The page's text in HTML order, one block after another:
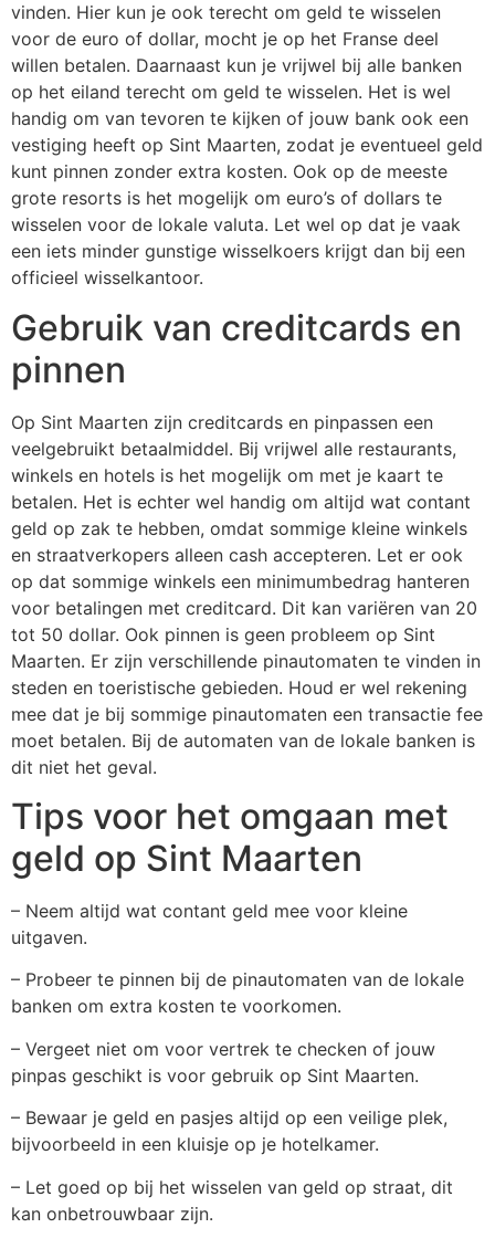
vinden. Hier kun je ook terecht om geld te wisselen
voor de euro of dollar, mocht je op het Franse deel
willen betalen. Daarnaast kun je vrijwel bij alle banken
op het eiland terecht om geld te wisselen. Het is wel
handig om van tevoren te kijken of jouw bank ook een
vestiging heeft op Sint Maarten, zodat je eventueel geld
kunt pinnen zonder extra kosten. Ook op de meeste
grote resorts is het mogelijk om euro’s of dollars te
wisselen voor de lokale valuta. Let wel op dat je vaak
een iets minder gunstige wisselkoers krijgt dan bij een
officieel wisselkantoor.
Gebruik van creditcards en
pinnen
Op Sint Maarten zijn creditcards en pinpassen een
veelgebruikt betaalmiddel. Bij vrijwel alle restaurants,
winkels en hotels is het mogelijk om met je kaart te
betalen. Het is echter wel handig om altijd wat contant
geld op zak te hebben, omdat sommige kleine winkels
en straatverkopers alleen cash accepteren. Let er ook
op dat sommige winkels een minimumbedrag hanteren
voor betalingen met creditcard. Dit kan variëren van 20
tot 50 dollar. Ook pinnen is geen probleem op Sint
Maarten. Er zijn verschillende pinautomaten te vinden in
steden en toeristische gebieden. Houd er wel rekening
mee dat je bij sommige pinautomaten een transactie fee
moet betalen. Bij de automaten van de lokale banken is
dit niet het geval.
Tips voor het omgaan met
geld op Sint Maarten
– Neem altijd wat contant geld mee voor kleine
uitgaven.
– Probeer te pinnen bij de pinautomaten van de lokale
banken om extra kosten te voorkomen.
– Vergeet niet om voor vertrek te checken of jouw
pinpas geschikt is voor gebruik op Sint Maarten.
– Bewaar je geld en pasjes altijd op een veilige plek,
bijvoorbeeld in een kluisje op je hotelkamer.
– Let goed op bij het wisselen van geld op straat, dit
kan onbetrouwbaar zijn.